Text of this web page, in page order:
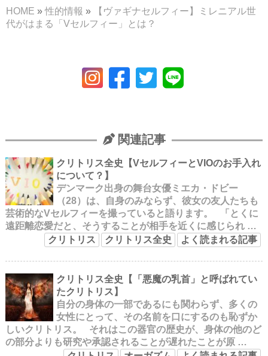
HOME » 性的情報 »
【ヴァギナセルフィー】ミレニアル世
代がはまる「Vセルフィー」とは？
関連記事
クリトリス全史【VセルフィーとVIOのお手入れ
について？】
デンマーク出身の舞台女優ミエカ・ドビー
（28）は、自身のみならず、彼女の友人たちも
芸術的なVセルフィーを撮っていると語ります。 「とくに
遠距離恋愛だと、そうすることが相手を近くに感じられ …
クリトリス
クリトリス全史 よく読まれる記事
クリトリス全史【「悪魔の乳首」と呼ばれてい
たクリトリス】
自分の身体の一部であるにも関わらず、多くの
女性にとって、その名前を口にするのも恥ずか
しいクリトリス。 それはこの器官の歴史が、身体の他のど
の部分よりも研究や承認されることが遅れたことが原 …